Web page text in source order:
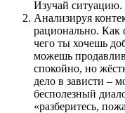
Изучай ситуацию.
Анализируя
рационально. Как
чего ты хочешь
можешь
спокойно, но
дело в зависти –
бесполезный
«разберитесь,